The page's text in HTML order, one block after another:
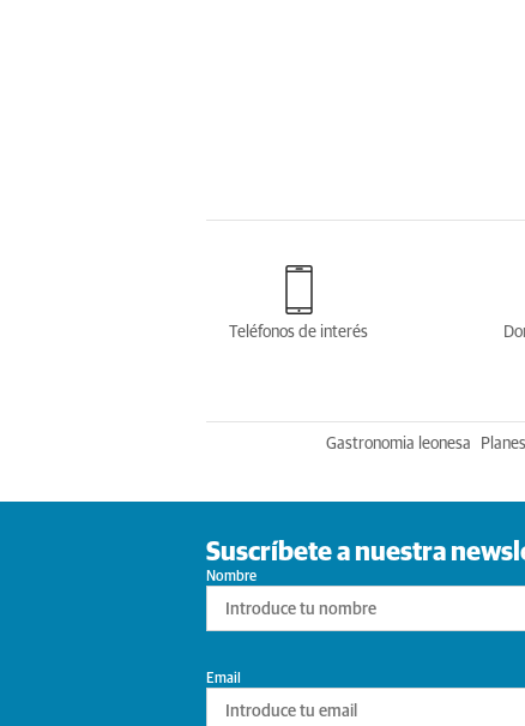
Teléfonos de interés
Gastronomia leonesa
Suscríbete a nuestra
Nombre
Email